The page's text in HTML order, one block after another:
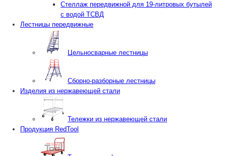
Стеллаж передвижной для 19-литровых бутылей
с водой ТСВД
Лестницы передвижные
Цельносварные лестницы
Сборно-разборные лестницы
Изделия из нержавеющей стали
Тележки из нержавеющей стали
Продукция RedTool